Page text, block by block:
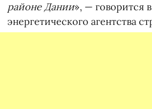
районе Дании», — говорится
энергетического агентства